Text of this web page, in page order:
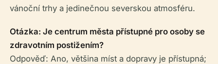
vánoční trhy a jedinečnou severskou atmosféru.
Otázka: Je centrum města přístupné pro osoby se
zdravotním postižením?
Odpověď: Ano, většina míst a dopravy je přístupná;